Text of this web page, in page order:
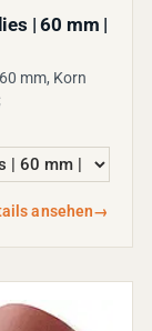
| 60 mm |
mm, Korn
ansehen→